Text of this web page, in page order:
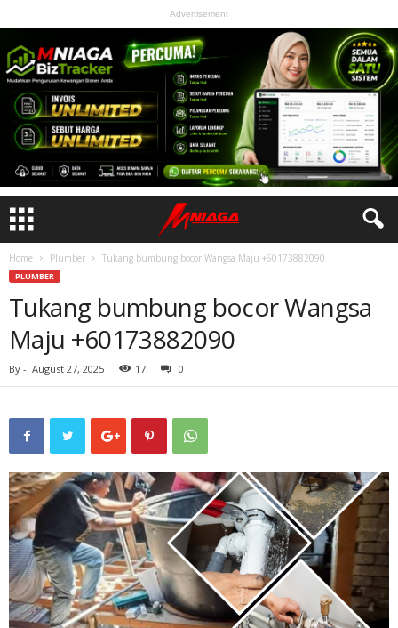
Advertisement
Home Plumber Tukang bumbung bocor Wangsa Maju +60173882090
PLUMBER
Tukang bumbung bocor Wangsa
Maju +60173882090
By - August 27, 2025 17 0